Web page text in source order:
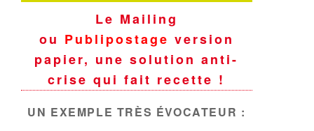
Le Mailing
ou Publipostage version
papier, une solution anti-
crise qui fait recette !
UN EXEMPLE TRÈS ÉVOCATEUR :